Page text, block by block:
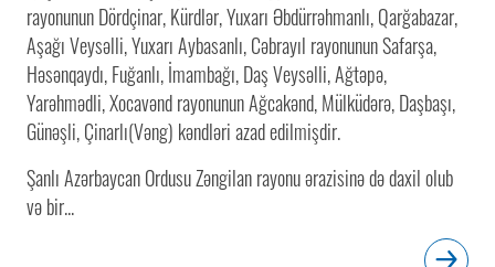
rayonunun Dördçinar, Kürdlər, Yuxarı Əbdürrəhmanlı, Qarğabazar,
Aşağı Veysəlli, Yuxarı Aybasanlı, Cəbrayıl rayonunun Safarşa,
Həsənqaydı, Fuğanlı, İmambağı, Daş Veysəlli, Ağtəpə,
Yarəhmədli, Xocavənd rayonunun Ağcakənd, Mülküdərə, Daşbaşı,
Günəşli, Çinarlı(Vəng) kəndləri azad edilmişdir.
Şanlı Azərbaycan Ordusu Zəngilan rayonu ərazisinə də daxil olub
və bir...